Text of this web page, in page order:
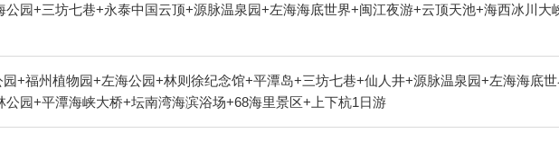
公园+三坊七巷+永泰中国云顶+源脉温泉园+左海海底世界+闽江夜游+云顶天池+海西冰川
+福州植物园+左海公园+林则徐纪念馆+平潭岛+三坊七巷+仙人井+源脉温泉园+左海海底
园+平潭海峡大桥+坛南湾海滨浴场+68海里景区+上下杭1日游